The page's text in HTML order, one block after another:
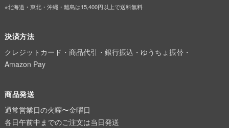
※北海道・東北・沖縄・離島は15,400円以上で送料無料
決済方法
クレジットカード・商品代引・銀行振込・ゆうちょ振替・
Amazon Pay
商品発送
通常営業日の火曜〜金曜日
各日午前中までのご注文は当日発送